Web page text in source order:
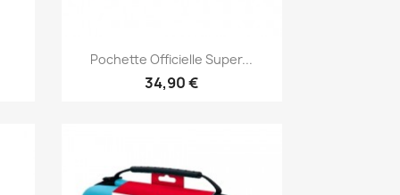
Aperçu rapide
Pochette Officielle Super...
34,90 €